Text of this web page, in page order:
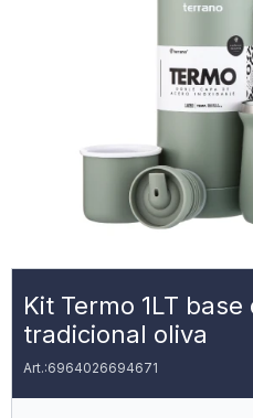
Kit Termo 1LT
tradicional oliva
6964026694671